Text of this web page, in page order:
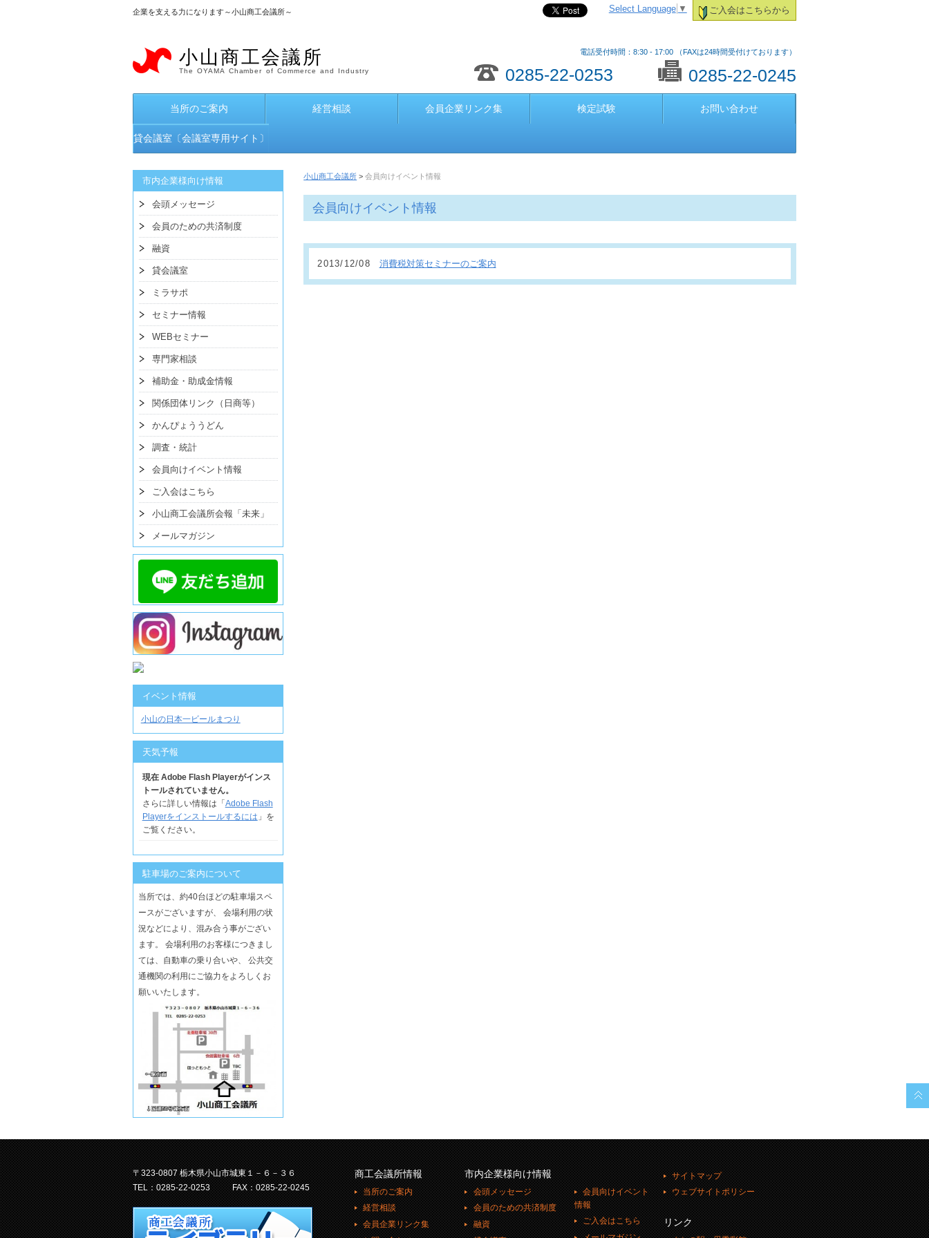
企業を支える力になります～小山商工会議所～ ご入会はこちらから
Select Language ▼
小山商工会議所
The OYAMA Chamber of Commerce and Industry
電話受付時間：8:30 - 17:00 （FAXは24時間受付けております）
0285-22-0253 0285-22-0245
当所のご案内 経営相談 会員企業リンク集 検定試験 お問い合わせ
貸会議室〔会議室専用サイト〕
小山商工会議所 >会員向けイベント情報
会員向けイベント情報
2013/12/08 消費税対策セミナーのご案内
市内企業様向け情報
会頭メッセージ
会員のための共済制度
融資
貸会議室
ミラサポ
セミナー情報
WEBセミナー
専門家相談
補助金・助成金情報
関係団体リンク（日商等）
かんぴょううどん
調査・統計
会員向けイベント情報
ご入会はこちら
小山商工会議所会報「未来」
メールマガジン
イベント情報
小山の日本一ビールまつり
天気予報
現在 Adobe Flash Playerがインス
トールされていません。
さらに詳しい情報は「 Adobe Flash
Playerをインストールするには 」を
ご覧ください。
駐車場のご案内について
当所では、約40台ほどの駐車場スペ
ースがございますが、 会場利用の状
況などにより、混み合う事がござい
ます。 会場利用のお客様につきまし
ては、自動車の乗り合いや、 公共交
通機関の利用にご協力をよろしくお
願いいたします。
〒323-0807 栃木県小山市城東１－６－３６
TEL：0285-22-0253
FAX：0285-22-0245
商工会議所情報
当所のご案内
経営相談
会員企業リンク集
市内企業様向け情報
会頭メッセージ
会員のための共済制度
融資
会員向けイベント
情報
ご入会はこちら
サイトマップ
ウェブサイトポリシー
リンク